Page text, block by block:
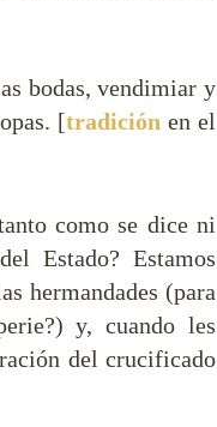
bodas, vendimiar y
[tradición en el
como se dice ni
Estado? Estamos
hermandades (para
y, cuando les
del crucificado